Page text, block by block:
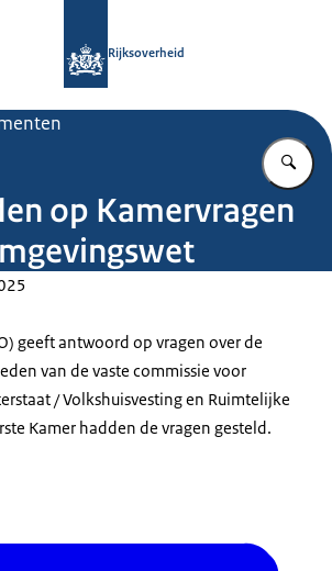
Rijksoverheid
op Kamervragen
geeft antwoord op vragen over de
van de vaste commissie voor
/ Volkshuisvesting en Ruimtelijke
Kamer hadden de vragen gesteld.